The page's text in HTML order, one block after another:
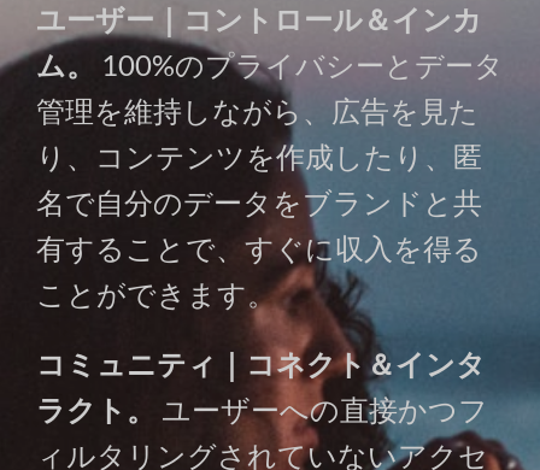
ユーザー｜コントロール＆インカ
ム。
100%のプライバシーとデータ
管理を維持しながら、広告を見た
り、コンテンツを作成したり、匿
名で自分のデータをブランドと共
有することで、すぐに収入を得る
ことができます。
コミュニティ｜コネクト＆インタ
ラクト。
ユーザーへの直接かつフ
ィルタリングされていないアクセ